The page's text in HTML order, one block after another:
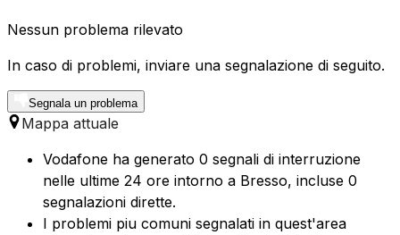
Nessun problema rilevato
In caso di problemi, inviare una segnalazione di seguito.
Segnala un problema
Mappa attuale
Vodafone ha generato 0 segnali di interruzione
nelle ultime 24 ore intorno a Bresso, incluse 0
segnalazioni dirette.
I problemi piu comuni segnalati in quest'area